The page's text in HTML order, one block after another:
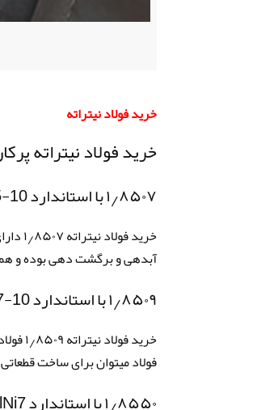
خرید فولاد نیتراته
خرید فولاد نیتراته
۱٫۸۵۰۷ با استاندارد DIN 34CrAlMo5-10
آبدهی و برگشت دهی بوده و
۱٫۸۵۰۹ با استاندارد DIN 41CrAlMo7-10
فولاد میتوان برای ساخت
۱٫۸۵۵۰ با استاندارد DIN 34CrAlNi7